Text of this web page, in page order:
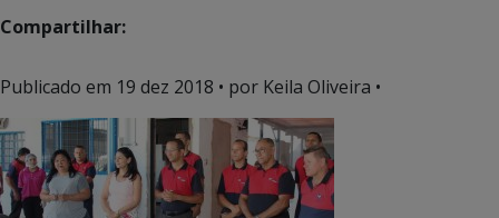
Compartilhar:
Publicado em 19 dez 2018 • por Keila Oliveira •